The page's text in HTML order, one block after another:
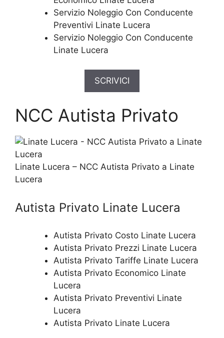
Servizio Noleggio Con Conducente
Preventivi Linate Lucera
Servizio Noleggio Con Conducente
Linate Lucera
SCRIVICI
NCC Autista Privato
Linate Lucera – NCC Autista Privato a Linate
Lucera
Autista Privato Linate Lucera
Autista Privato Costo Linate Lucera
Autista Privato Prezzi Linate Lucera
Autista Privato Tariffe Linate Lucera
Autista Privato Economico Linate
Lucera
Autista Privato Preventivi Linate
Lucera
Autista Privato Linate Lucera